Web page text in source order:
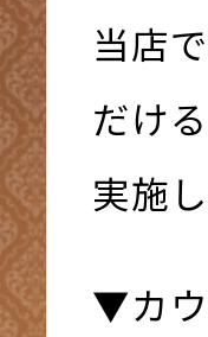
当店
だけ
実施
▼カウ